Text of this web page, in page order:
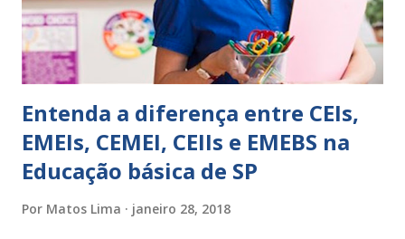
Ainda não desenvolveu habilidades para convívio no
ambiente...
Entenda a diferença entre CEIs,
EMEIs, CEMEI, CEIIs e EMEBS na
Educação básica de SP
Por Matos Lima janeiro 28, 2018